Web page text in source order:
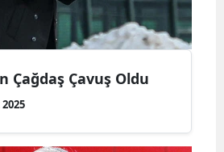
Tekirdağ
Tokat
Trabzon
Şanlıurfa
Çağdaş Çavuş Oldu